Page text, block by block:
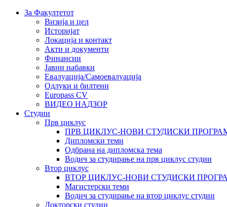
За Факултетот
Визија и цел
Историјат
Локација и контакт
Акти и документи
Финансии
Јавни набавки
Евалуација/Самоевалуација
Одлуки и билтени
Europass CV
ВИДЕО НАДЗОР
Студии
Прв циклус
ПРВ ЦИКЛУС-НОВИ СТУДИСКИ
Дипломски теми
Одбрана на дипломска тема
Водич за студирање на прв циклус студии
Втор циклус
ВТОР ЦИКЛУС-НОВИ СТУДИСКИ
Магистерски теми
Водич за студирање на втор циклус студии
Докторски студии